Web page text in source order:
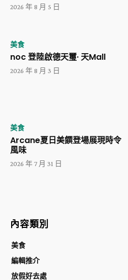
2026 年 8 月 5 日
美食
noc 登陸啟德天璽· 天Mall
2026 年 8 月 3 日
美食
Arcane夏日美饌登場展現時令
風味
2026 年 7 月 31 日
內容類別
美食
編輯推介
放假好去處